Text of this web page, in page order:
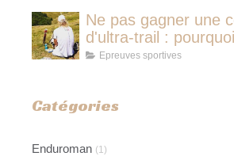
Ne pas gagner une
d'ultra-trail :
jamais avoir couru
Epreuves sportives
Catégories
Enduroman (1)